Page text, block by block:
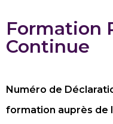
Formation
Continue
Numéro de
formation auprès de